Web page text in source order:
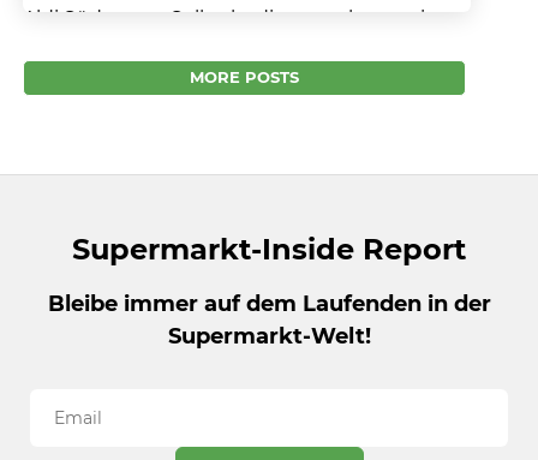
Aldi Süd testet Selbstbedienungskassen in
denkt automatisch auch an die blitzschnellen
MORE POSTS
Supermarkt-Inside Report
Bleibe immer auf dem Laufenden in der
Supermarkt-Welt!